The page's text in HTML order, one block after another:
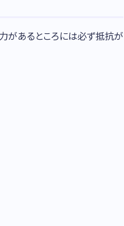
があるところには必ず抵抗が